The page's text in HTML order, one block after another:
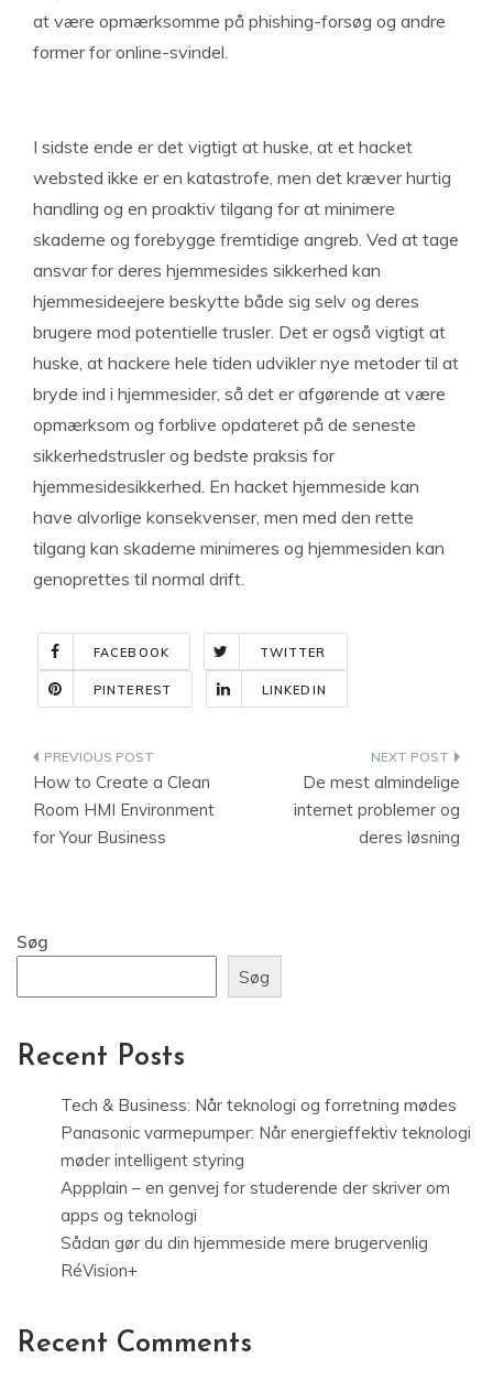
at være opmærksomme på phishing-forsøg og andre
former for online-svindel.
I sidste ende er det vigtigt at huske, at et hacket
websted ikke er en katastrofe, men det kræver hurtig
handling og en proaktiv tilgang for at minimere
skaderne og forebygge fremtidige angreb. Ved at tage
ansvar for deres hjemmesides sikkerhed kan
hjemmesideejere beskytte både sig selv og deres
brugere mod potentielle trusler. Det er også vigtigt at
huske, at hackere hele tiden udvikler nye metoder til at
bryde ind i hjemmesider, så det er afgørende at være
opmærksom og forblive opdateret på de seneste
sikkerhedstrusler og bedste praksis for
hjemmesidesikkerhed. En hacket hjemmeside kan
have alvorlige konsekvenser, men med den rette
tilgang kan skaderne minimeres og hjemmesiden kan
genoprettes til normal drift.
FACEBOOK TWITTER
PINTEREST LINKEDIN
Indlægsnavigation
How to Create a Clean
Room HMI Environment
for Your Business
De mest almindelige
internet problemer og
deres løsning
Søg
Søg
Recent Posts
Tech & Business: Når teknologi og forretning mødes
Panasonic varmepumper: Når energieffektiv teknologi
møder intelligent styring
Appplain – en genvej for studerende der skriver om
apps og teknologi
Sådan gør du din hjemmeside mere brugervenlig
RéVision+
Recent Comments